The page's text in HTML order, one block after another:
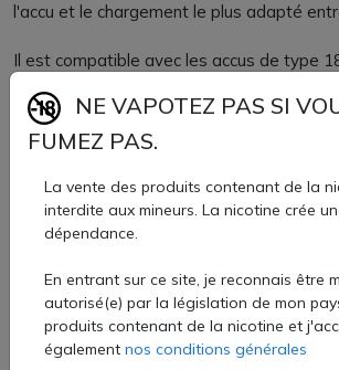
l'accu et le chargement le plus adapté
Il est compatible avec les accus de type
recharger simultanément deux accus
réactiver un accu entièrement déchargé.
Il possède des matériaux robustes en
LED simple qui indique la chimie de l'accu
charge.
Chargeur double accus Efest disponible à
AZVape.
10,40 €
NE VAPOTEZ PAS SI
FUMEZ PAS.
La vente des produits contenant de la
interdite aux mineurs. La nicotine crée
dépendance.
En entrant sur ce site, je reconnais être
autorisé(e) par la législation de mon
produits contenant de la nicotine et
également nos conditions générales